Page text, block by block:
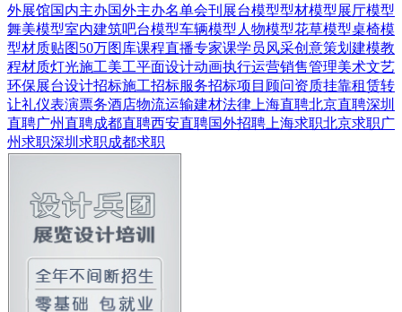
外展馆国内主办国外主办名单会刊 展台模型型材模型展厅模型
舞美模型室内建筑吧台模型车辆模型 人物模型花草模型桌椅模
型材质贴图50万图库课程直播专家课学员风采创意策划 建模教
程材质灯光施工美工平面设计动画执行运营销售管理美术文艺
环保展台设计招标施工招标服务招标项目顾问资质挂靠租赁转
让礼仪表演票务酒店物流运输建材法律 上海直聘北京直聘深圳
直聘广州直聘成都直聘西安直聘国外招聘 上海求职北京求职广
州求职深圳求职成都求职